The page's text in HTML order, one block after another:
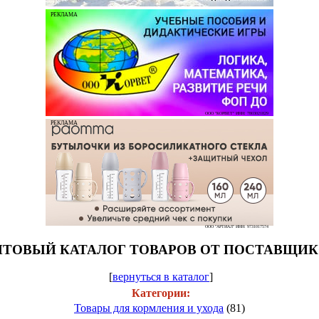
РЕКЛАМА
ООО "КОРВЕТ" ИНН: 7803021829
РЕКЛАМА
ООО "АРТИАЛ" ИНН: 9731017574
КАТАЛОГ ТОВАРОВ ОТ
[вернуться в каталог]
Категории:
Товары для кормления и ухода (81)